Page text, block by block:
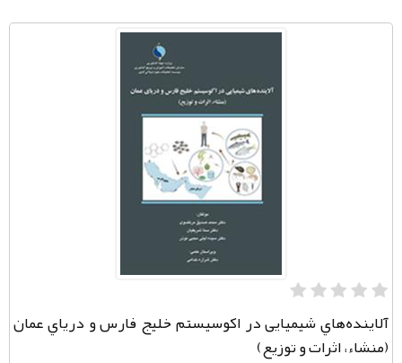
آلاینده‌هاي شیمیایی در اکوسیستم خلیج فارس و دریاي عمان
(منشاء، اثرات و توزیع)